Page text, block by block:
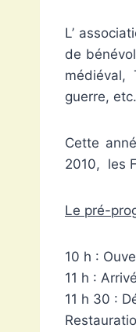
L’
de
médiéval,
guerre,
Cette
2010, les
Le pré-
10 h :
11 h :
11 h 30 :